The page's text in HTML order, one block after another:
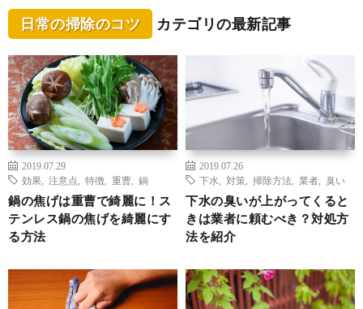
日常の掃除のコツ カテゴリの最新記事
2019.07.29
効果
注意点 特徴 重曹 鍋
鍋の焦げは重曹で綺麗に！ス
テンレス鍋の焦げを綺麗にす
る方法
2019.07.26
下水
対策 掃除方法 業者 臭い
下水の臭いが上がってくると
きは業者に頼むべき？対処方
法を紹介